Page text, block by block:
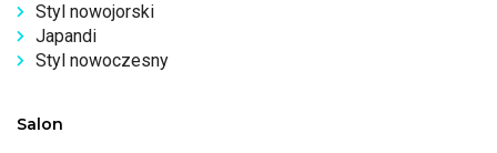
Styl nowojorski
Japandi
Styl nowoczesny
Salon